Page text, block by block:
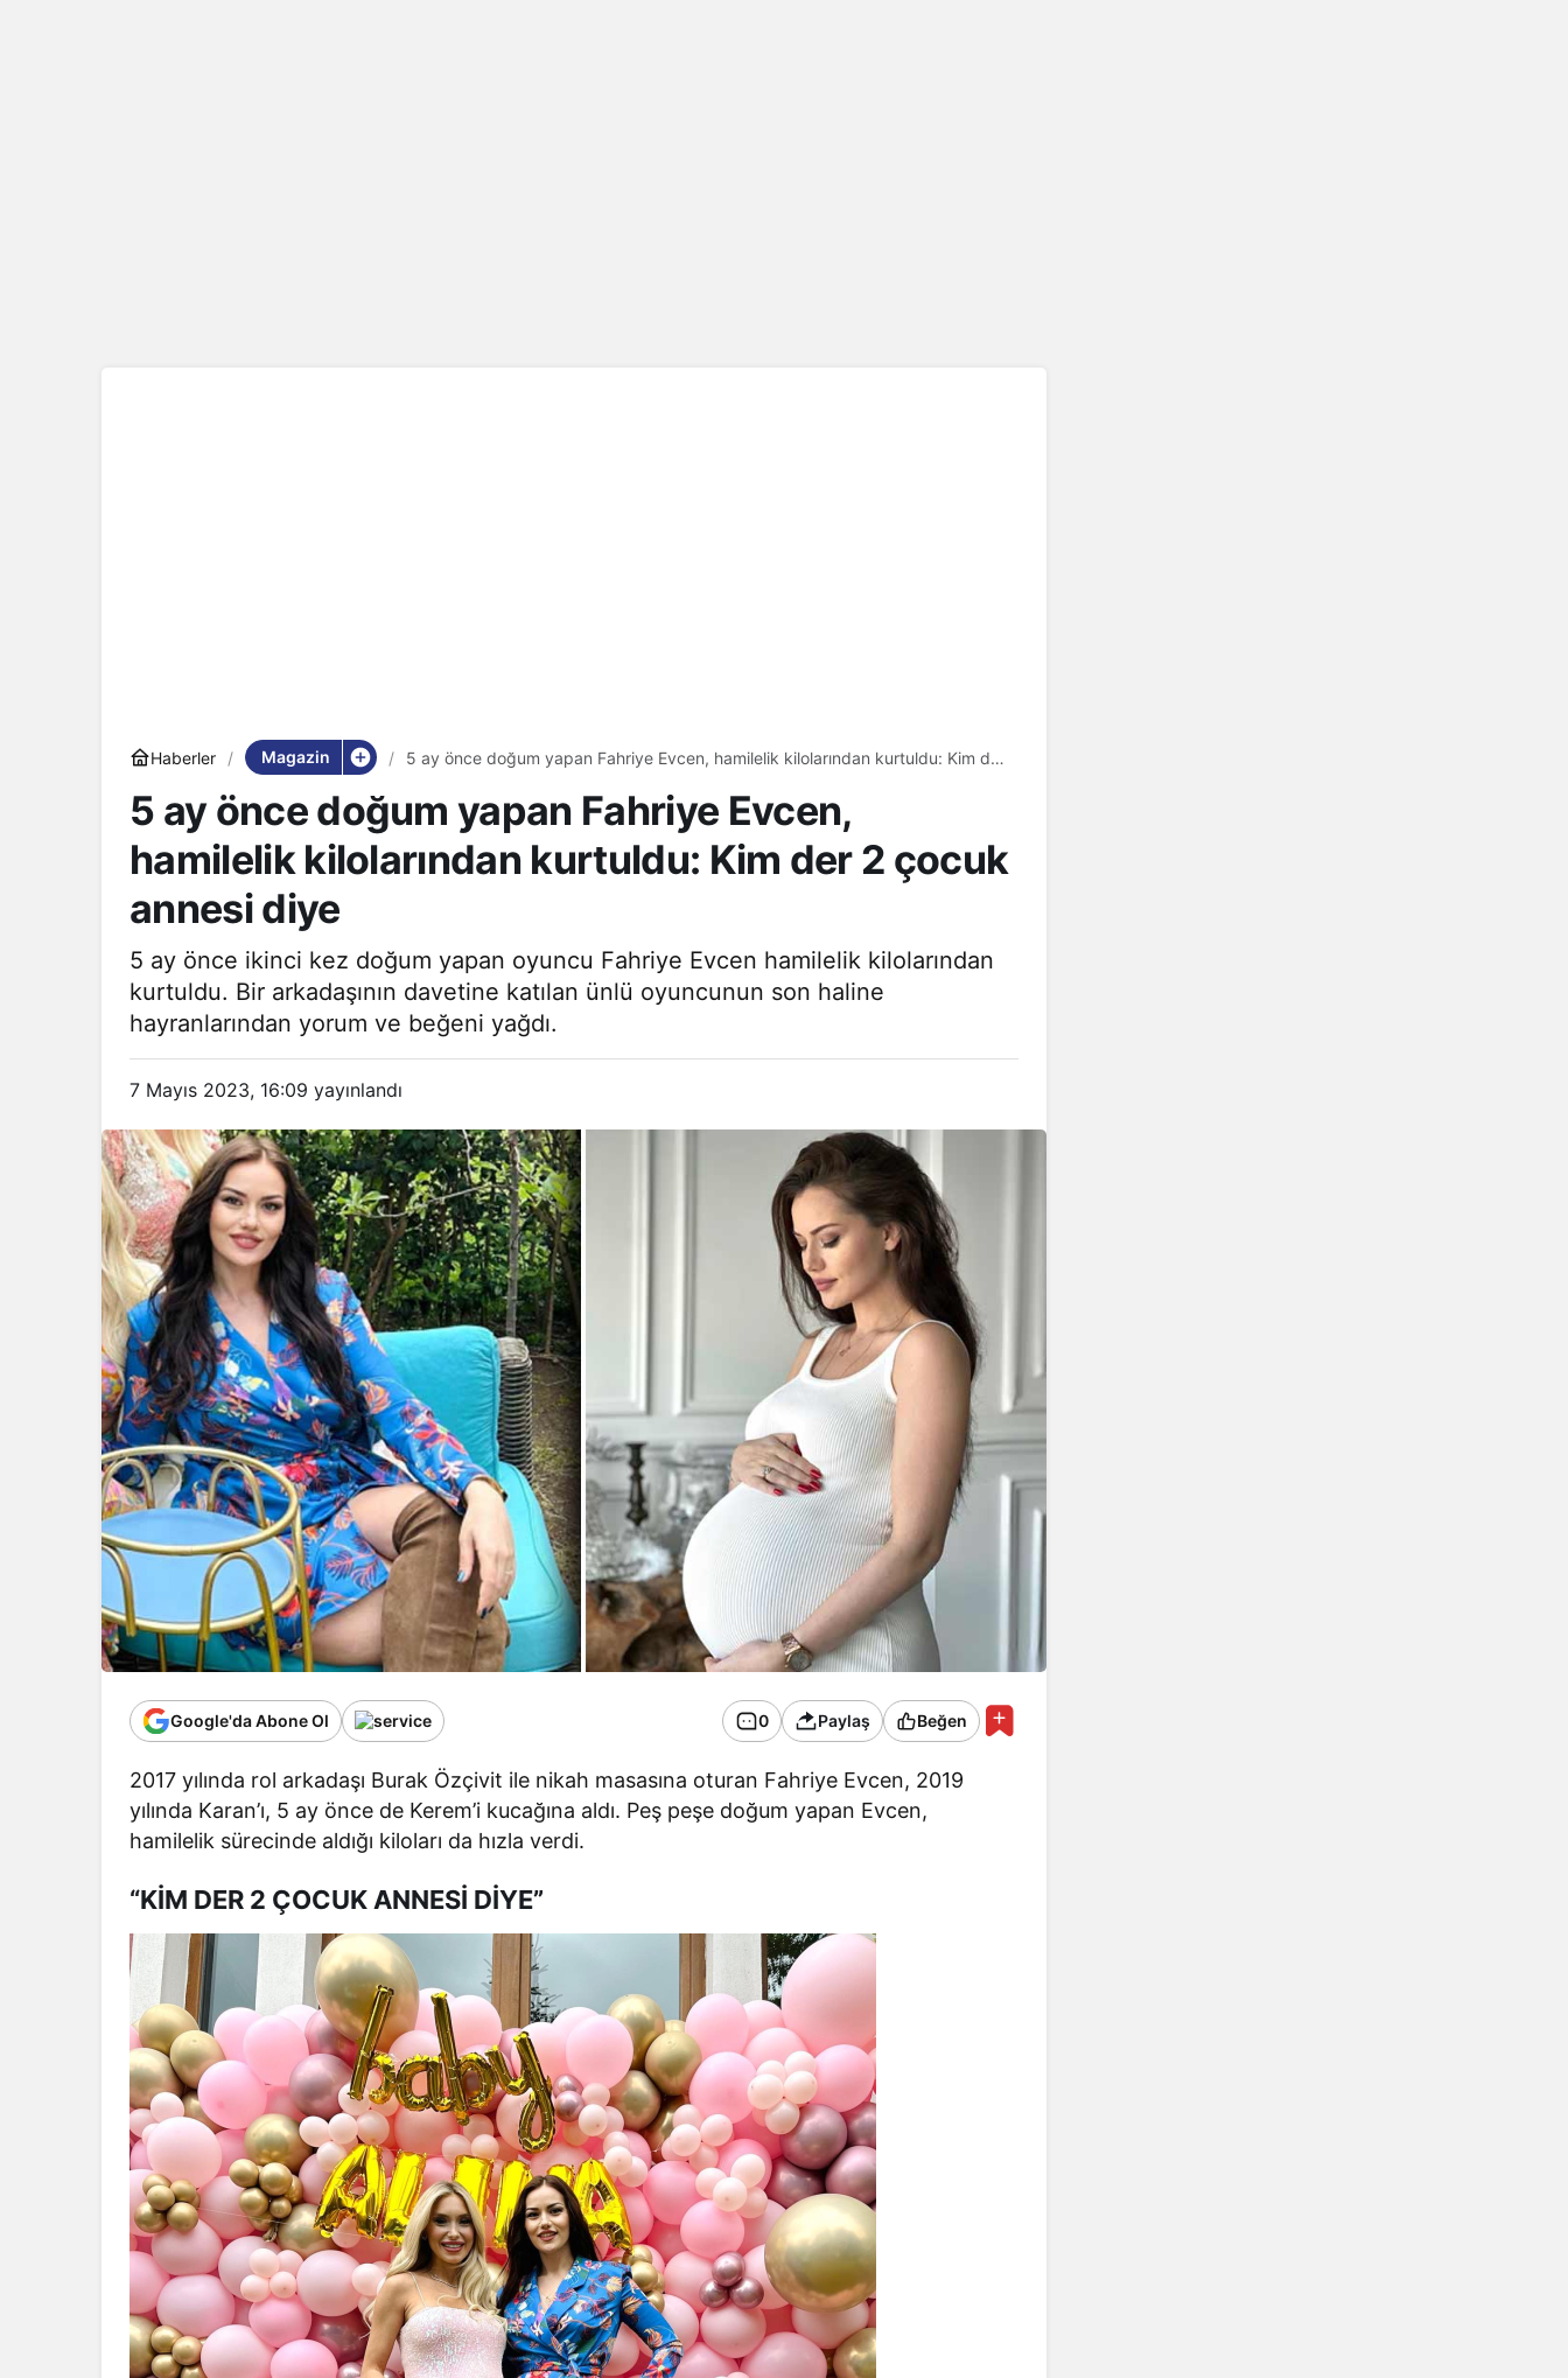
Haberler Magazin
5 ay önce doğum yapan Fahriye Evcen, hamilelik kilolarından kurtuldu: Kim der
5 ay önce doğum yapan Fahriye Evcen,
hamilelik kilolarından kurtuldu: Kim der 2 çocuk
annesi diye
5 ay önce ikinci kez doğum yapan oyuncu Fahriye Evcen hamilelik kilolarından
kurtuldu. Bir arkadaşının davetine katılan ünlü oyuncunun son haline
hayranlarından yorum ve beğeni yağdı.
7 Mayıs 2023, 16:09 yayınlandı
Google'da Abone Ol 0 Paylaş Beğen
2017 yılında rol arkadaşı Burak Özçivit ile nikah masasına oturan Fahriye Evcen, 2019
yılında Karan’ı, 5 ay önce de Kerem’i kucağına aldı. Peş peşe doğum yapan Evcen,
hamilelik sürecinde aldığı kiloları da hızla verdi.
“KİM DER 2 ÇOCUK ANNESİ DİYE”